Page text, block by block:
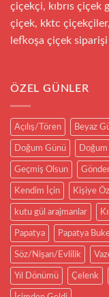
çiçekçi, kıbrıs
çiçek, kktc çiçekçiler,
lefkoşa çiçek siparişi
ÖZEL GÜNLER
Açılış/Tören Beyaz
Doğum Günü
Geçmiş Olsun
Kendim İçin Kişiye
kutu gül arajmanlar
Papatya Papatya
Söz/Nişan/Evlilik
Yıl Dönümü Çelenk